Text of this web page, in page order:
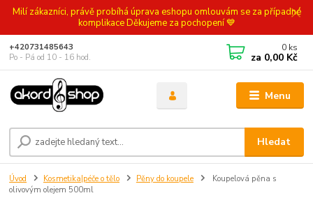
Milí zákazníci, právě probíhá úprava eshopu omlouvám se za případné
komplikace Děkujeme za pochopení 💙
Menu
Hledat
+420731485643
Po - Pá od 10 - 16 hod.
0 ks
za 0,00 Kč
Úvod Kosmetika|péče o tělo Pěny do koupele
Koupelová pěna s
olivovým olejem 500ml